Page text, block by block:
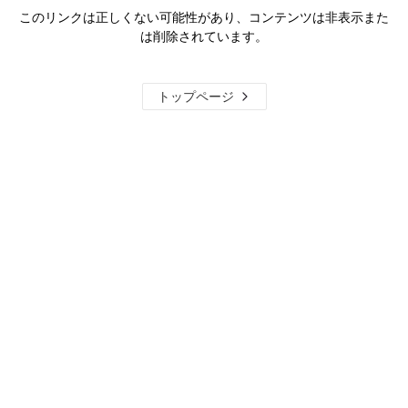
このリンクは正しくない可能性があり、コンテンツは非表示また
は削除されています。
トップページ